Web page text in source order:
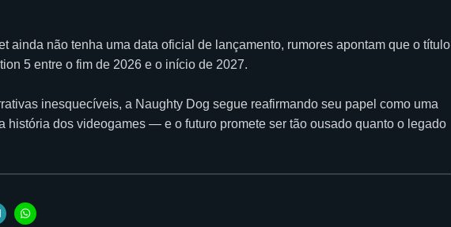
ainda não tenha uma data oficial de lançamento, rumores apontam que o título
5 entre o fim de 2026 e o início de 2027.
inesquecíveis, a Naughty Dog segue reafirmando seu papel como uma
história dos videogames — e o futuro promete ser tão ousado quanto o legado